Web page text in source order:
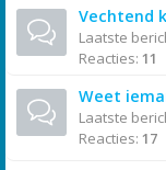
Vechtend
Laatste
Reacties: 11
Weet
Laatste
Reacties: 17